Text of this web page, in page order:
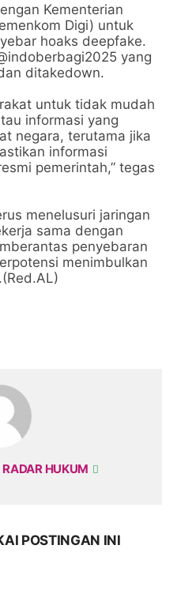
Kementerian
Digi) untuk
hoaks deepfake.
yang
ditakedown.
untuk tidak mudah
informasi yang
negara, terutama jika
informasi
pemerintah,” tegas
menelusuri jaringan
sama dengan
penyebaran
menimbulkan
RADAR HUKUM
POSTINGAN INI